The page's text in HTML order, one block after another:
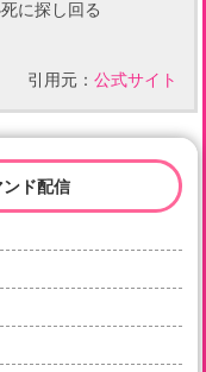
に探し回る
引用元： 公式サイト
ド配信